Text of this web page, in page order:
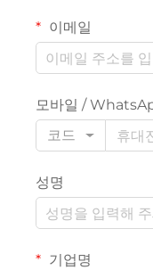
이메일
모바일 /
코드
성명
기업명